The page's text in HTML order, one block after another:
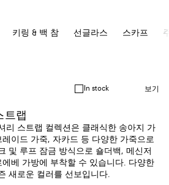
키링 & 백 참 선글라스 스카프
In stock 보기
트랩
리 스트랩 컬렉션은 클래식한 송아지 가
이드 가죽, 자카드 등 다양한 가죽으로
및 루프 잠금 방식으로 숄더백, 메신저
베 가방에 부착할 수 있습니다. 다양한
새로운 컬러를 선보입니다.